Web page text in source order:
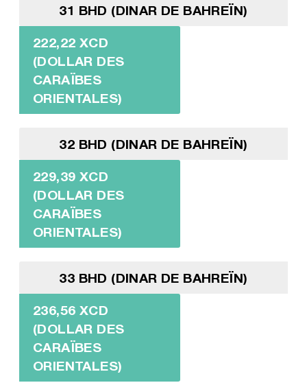
31 BHD (DINAR DE BAHREÏN)
222,22 XCD
(DOLLAR DES
CARAÏBES
ORIENTALES)
32 BHD (DINAR DE BAHREÏN)
229,39 XCD
(DOLLAR DES
CARAÏBES
ORIENTALES)
33 BHD (DINAR DE BAHREÏN)
236,56 XCD
(DOLLAR DES
CARAÏBES
ORIENTALES)